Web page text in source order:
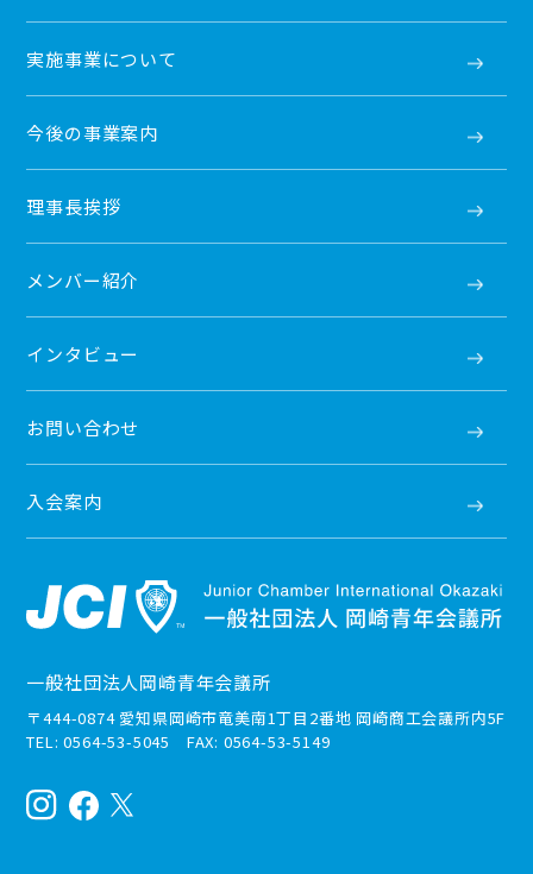
実施事業について
今後の事業案内
理事長挨拶
メンバー紹介
インタビュー
お問い合わせ
入会案内
一般社団法人岡崎青年会議所
〒444-0874 愛知県岡崎市竜美南1丁目2番地 岡崎商工会議所内5F
TEL: 0564-53-5045 FAX: 0564-53-5149